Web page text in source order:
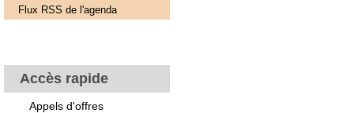
Flux RSS de l'agenda
Accès rapide
Appels d'offres